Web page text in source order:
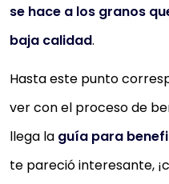
se hace a los granos
baja calidad.
Hasta este punto
ver con el proceso de
llega la guía para
te pareció interesante,